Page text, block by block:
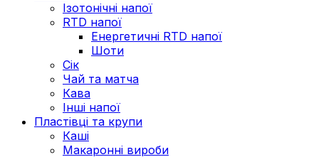
Ізотонічні напої
RTD напої
Енергетичні RTD напої
Шоти
Сік
Чай та матча
Кава
Інші напої
Пластівці та крупи
Каші
Макаронні вироби